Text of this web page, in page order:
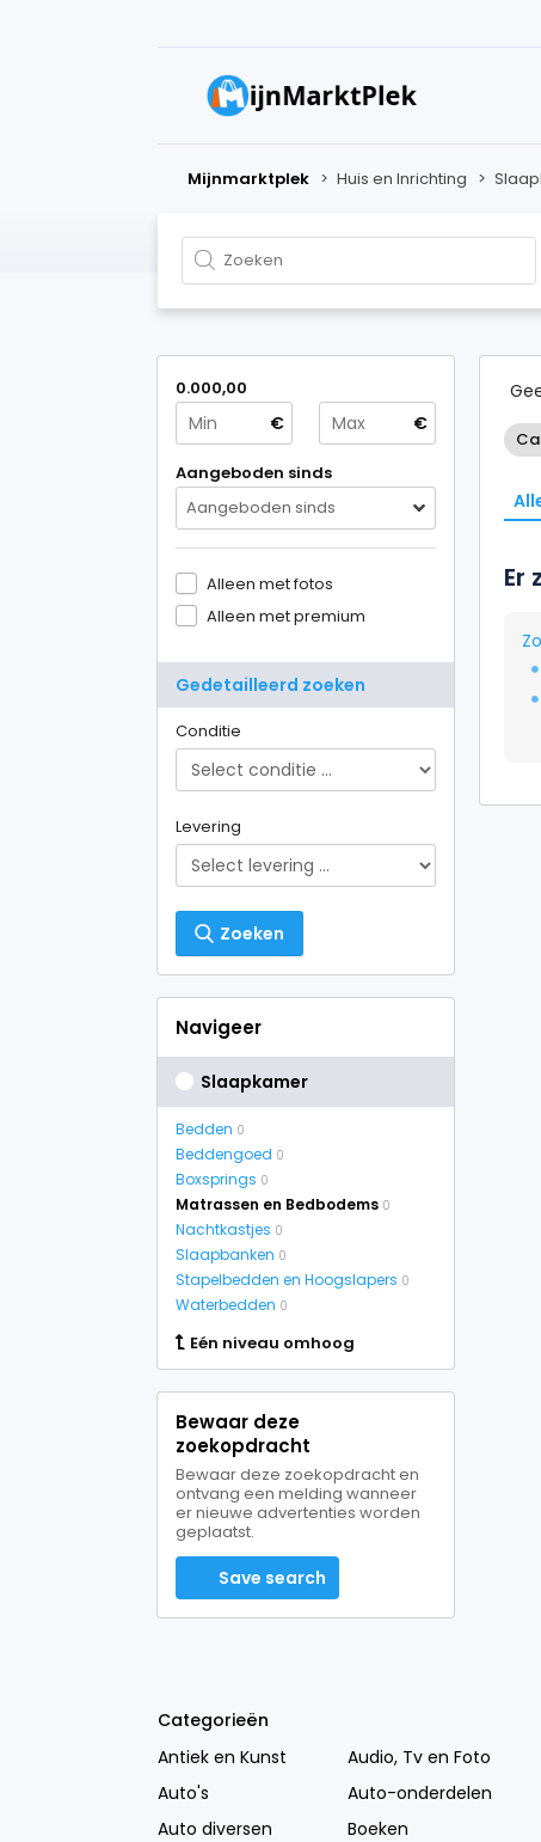
Mijnmarktplek > Huis en Inrichting >
0.000,00
€ €
Aangeboden sinds
Aangeboden sinds
Alleen met fotos
Alleen met premium
Gedetailleerd zoeken
Conditie
Levering
Zoeken
Navigeer
Slaapkamer
Bedden 0
Beddengoed 0
Boxsprings 0
Matrassen en Bedbodems 0
Nachtkastjes 0
Slaapbanken 0
Stapelbedden en Hoogslapers 0
Waterbedden 0
Eén niveau omhoog
Bewaar deze
zoekopdracht
Bewaar deze zoekopdracht en
ontvang een melding wanneer
er nieuwe advertenties worden
geplaatst.
Save search
Er
Categorieën
Antiek en Kunst
Audio, Tv en Foto
Auto's
Auto-onderdelen
Auto diversen
Boeken